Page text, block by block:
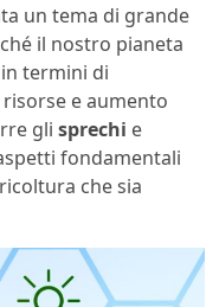
un tema di grande
il nostro pianeta
termini di
e aumento
gli sprechi e
fondamentali
che sia